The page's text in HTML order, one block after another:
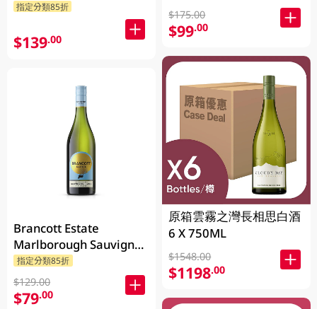
指定分類85折
$139.00
Brancott Estate
Marlborough Sauvignon
Blanc 750ML
指定分類85折
$129.00
$79.00
$175.00
$99.00
原箱雲霧之灣長相思白酒
6 X 750ML
$1548.00
$1198.00